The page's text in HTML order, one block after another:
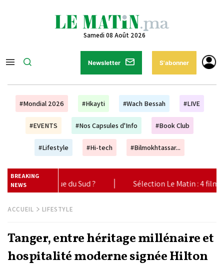
Samedi 08 Août 2026
Newsletter S'abonner
#Mondial 2026 #Hkayti #Wach Bessah #LIVE
#EVENTS #Nos Capsules d'Info #Book Club
#Lifestyle #Hi-tech #Bilmokhtassar...
BREAKING
NEWS
Sélection Le Matin : 4 films à ne pas manquer au cinéma ce
ACCUEIL LIFESTYLE
Tanger, entre héritage millénaire et
hospitalité moderne signée Hilton